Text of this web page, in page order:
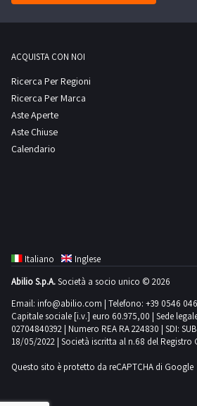
ACQUISTA CON NOI
Ricerca Per Regioni
Ricerca Per Marca
Aste Aperte
Aste Chiuse
Calendario
Italiano
Inglese
Abilio S.p.A.Società a socio unico © 2026
Email: info@abilio.com | Telefono: +39 0546
Capitale sociale [i.v.] euro 60.975,00 | Sede
02704840392 | Numero REA RA 224830 | SDI:
18/05/2022 | Società iscritta al n.68 del
Questo sito è protetto da reCAPTCHA di Google